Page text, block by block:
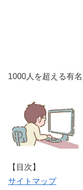
1000人を超える有
【目次】
サイトマップ